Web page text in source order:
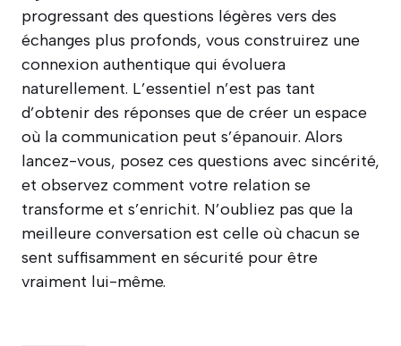
progressant des questions légères vers des
échanges plus profonds, vous construirez une
connexion authentique qui évoluera
naturellement. L’essentiel n’est pas tant
d’obtenir des réponses que de créer un espace
où la communication peut s’épanouir. Alors
lancez-vous, posez ces questions avec sincérité,
et observez comment votre relation se
transforme et s’enrichit. N’oubliez pas que la
meilleure conversation est celle où chacun se
sent suffisamment en sécurité pour être
vraiment lui-même.